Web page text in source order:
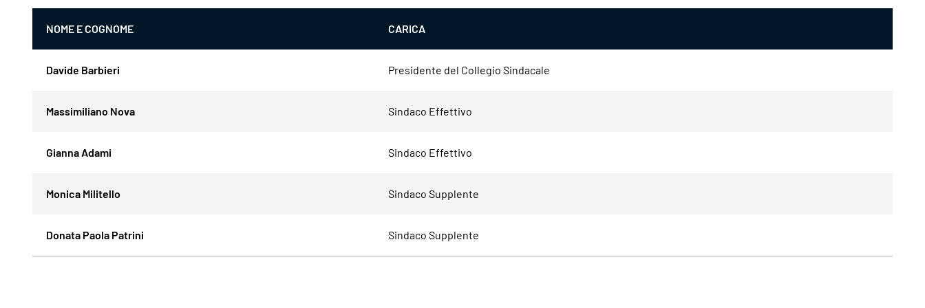
NOME E COGNOME CARICA
Davide Barbieri Presidente del Collegio Sindacale
Massimiliano Nova Sindaco Effettivo
Gianna Adami Sindaco Effettivo
Monica Militello Sindaco Supplente
Donata Paola Patrini Sindaco Supplente